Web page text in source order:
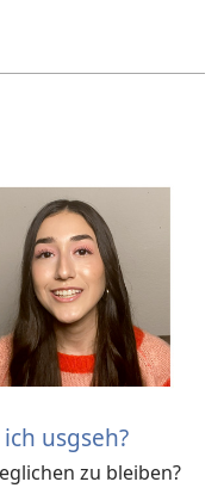
usgseh?
zu bleiben?